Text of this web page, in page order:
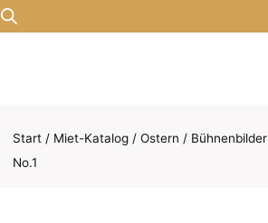
Zum
Start / Miet-Katalog / Ostern / Bühnenbilder
No.1